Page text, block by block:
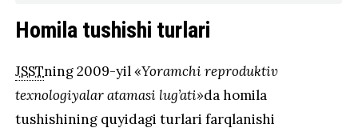
Homila tushishi turlari
JSSTning 2009-yil «Yoramchi reproduktiv
texnologiyalar atamasi lug’ati»da homila
tushishining quyidagi turlari farqlanishi